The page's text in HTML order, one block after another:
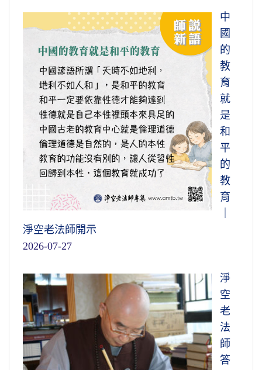
中
國
的
教
育
就
是
和
平
的
教
育
淨空老法師開示
2026-07-27
淨
空
老
法
師
答